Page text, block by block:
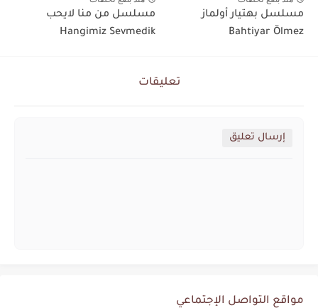
مسلسل بهتيار أولماز
Bahtiyar Ölmez
مسلسل من منا لايحب
Hangimiz Sevmedik
تعليقات
إرسال تعليق
مواقع التواصل الإجتماعي